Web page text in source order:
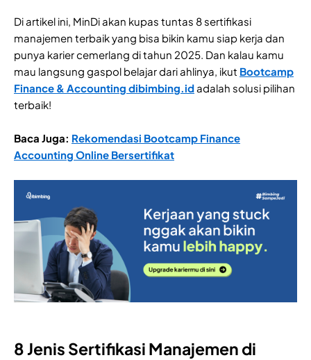
Di artikel ini, MinDi akan kupas tuntas 8 sertifikasi
manajemen terbaik yang bisa bikin kamu siap kerja dan
punya karier cemerlang di tahun 2025. Dan kalau kamu
mau langsung gaspol belajar dari ahlinya, ikut Bootcamp
Finance & Accounting dibimbing.idadalah solusi pilihan
terbaik!
Baca Juga: Rekomendasi Bootcamp Finance
Accounting Online Bersertifikat
8 Jenis Sertifikasi Manajemen di